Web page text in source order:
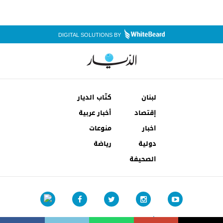
DIGITAL SOLUTIONS BY
لبنان
كتّاب الديار
إقتصاد
أخبار عربية
اخبار
دولية
منوعات
رياضة
الصحيفة
شروط الإستخدام إتصل بنا